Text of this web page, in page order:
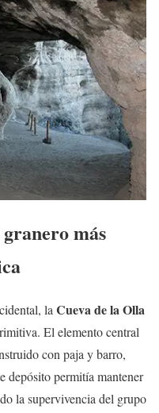
más
laCueva de la Olla
El elemento central
con paja y barro,
depósito permitía mantener
la supervivencia del grupo